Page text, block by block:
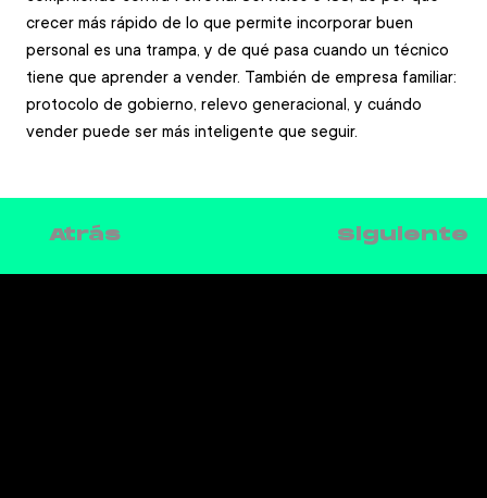
crecer más rápido de lo que permite incorporar buen
personal es una trampa, y de qué pasa cuando un técnico
tiene que aprender a vender. También de empresa familiar:
protocolo de gobierno, relevo generacional, y cuándo
vender puede ser más inteligente que seguir.
Atrás Siguiente